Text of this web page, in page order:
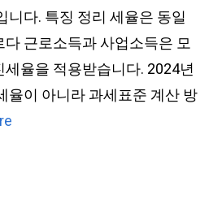
니다. 특징 정리 세율은 동일
근로소득과 사업소득은 모
율을 적용받습니다. 2024년
율이 아니라 과세표준 계산 방